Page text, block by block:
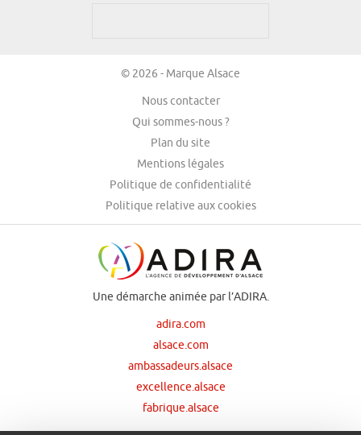
© 2026 - Marque Alsace
Nous contacter
Qui sommes-nous ?
Plan du site
Mentions légales
Politique de confidentialité
Politique relative aux cookies
Une démarche animée par l’ADIRA.
adira.com
alsace.com
ambassadeurs.alsace
excellence.alsace
fabrique.alsace